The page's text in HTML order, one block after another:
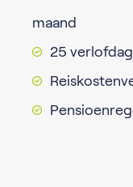
maand
25